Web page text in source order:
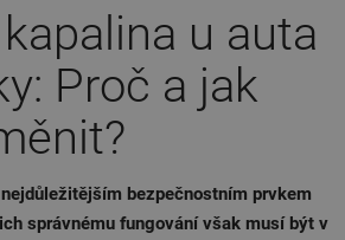
u auta
Proč a jak
bezpečnostním prvkem
správnému fungování však musí být v